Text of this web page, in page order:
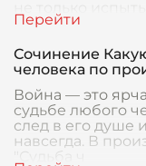
окружающим, но
Сочинение
человека по
Война — это
судьбе любого
след в его душе
навсегда. В
"Судьба ч